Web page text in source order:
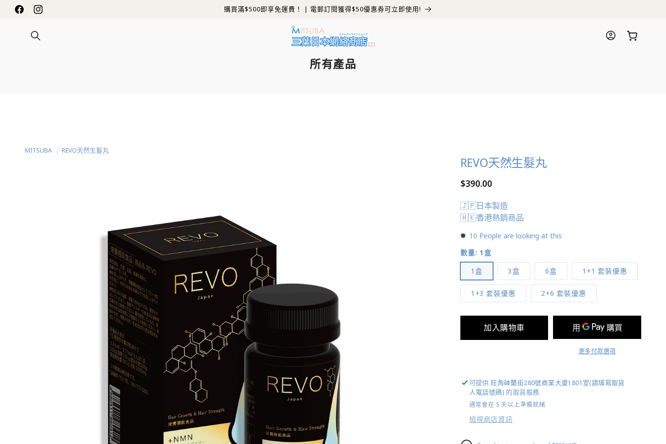
跳至內容
FacebookInstagram
夏日限時優惠 | 買 6送 1 | 買 12送 2 | 買 24送 3
所有產品
登
入
物
MITSUBA REVO天然生髮丸
REVO天然生髮丸
定
$390.00
🇯🇵日本製造
🇭🇰香港熱銷商品
10 People are looking at this
數量: 1盒
1盒
3盒 6盒 1+1 套裝優惠
1+3 套裝優惠 2+6 套裝優惠
加入購物車
更多付款選項
可提供 旺角砵蘭街280號商業大廈1801室(請填寫取貨
人電話號碼) 的取貨服務
通常會在 5 天以上準備就緒
檢視商店資訊